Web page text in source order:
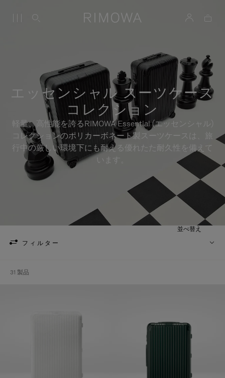
エッセンシャル スーツケース
コレクション
軽量、高性能を誇るRIMOWA Essential (エッセンシャル)
コレクションのポリカーボネート製スーツケースは、旅
行中の厳しい環境下にも耐える優れたた耐久性を備えて
います。
フィルター
並べ替え
31 製品